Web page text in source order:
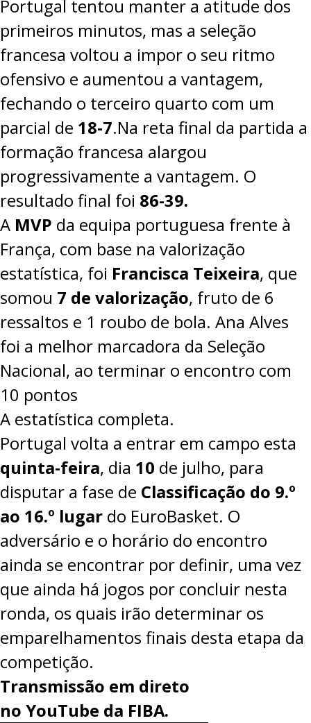
Portugal tentou manter a atitude dos
primeiros minutos, mas a seleção
francesa voltou a impor o seu ritmo
ofensivo e aumentou a vantagem,
fechando o terceiro quarto com um
parcial de 18-7.Na reta final da partida a
formação francesa alargou
progressivamente a vantagem. O
resultado final foi 86-39.
A MVP da equipa portuguesa frente à
França, com base na valorização
estatística, foi Francisca Teixeira, que
somou 7 de valorização, fruto de 6
ressaltos e 1 roubo de bola. Ana Alves
foi a melhor marcadora da Seleção
Nacional, ao terminar o encontro com
10 pontos
A estatística completa.
Portugal volta a entrar em campo esta
quinta-feira, dia 10 de julho, para
disputar a fase de Classificação do 9.º
ao 16.º lugar do EuroBasket. O
adversário e o horário do encontro
ainda se encontrar por definir, uma vez
que ainda há jogos por concluir nesta
ronda, os quais irão determinar os
emparelhamentos finais desta etapa da
competição.
Transmissão em direto
no YouTube da FIBA.